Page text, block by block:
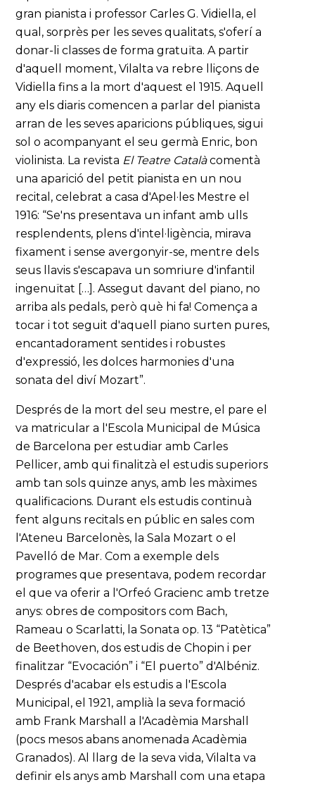
gran pianista i professor Carles G. Vidiella, el
qual, sorprès per les seves qualitats, s'oferí a
donar-li classes de forma gratuïta. A partir
d'aquell moment, Vilalta va rebre lliçons de
Vidiella fins a la mort d'aquest el 1915. Aquell
any els diaris comencen a parlar del pianista
arran de les seves aparicions públiques, sigui
sol o acompanyant el seu germà Enric, bon
violinista. La revista El Teatre Catalàcomentà
una aparició del petit pianista en un nou
recital, celebrat a casa d'Apel·les Mestre el
1916: “Se'ns presentava un infant amb ulls
resplendents, plens d'intel·ligència, mirava
fixament i sense avergonyir-se, mentre dels
seus llavis s'escapava un somriure d'infantil
ingenuïtat […]. Assegut davant del piano, no
arriba als pedals, però què hi fa! Comença a
tocar i tot seguit d'aquell piano surten pures,
encantadorament sentides i robustes
d'expressió, les dolces harmonies d'una
sonata del diví Mozart”.
Després de la mort del seu mestre, el pare el
va matricular a l'Escola Municipal de Música
de Barcelona per estudiar amb Carles
Pellicer, amb qui finalitzà el estudis superiors
amb tan sols quinze anys, amb les màximes
qualificacions. Durant els estudis continuà
fent alguns recitals en públic en sales com
l'Ateneu Barcelonès, la Sala Mozart o el
Pavelló de Mar. Com a exemple dels
programes que presentava, podem recordar
el que va oferir a l'Orfeó Gracienc amb tretze
anys: obres de compositors com Bach,
Rameau o Scarlatti, la Sonata op. 13 “Patètica”
de Beethoven, dos estudis de Chopin i per
finalitzar “Evocación” i “El puerto” d'Albéniz.
Després d'acabar els estudis a l'Escola
Municipal, el 1921, amplià la seva formació
amb Frank Marshall a l'Acadèmia Marshall
(pocs mesos abans anomenada Acadèmia
Granados). Al llarg de la seva vida, Vilalta va
definir els anys amb Marshall com una etapa